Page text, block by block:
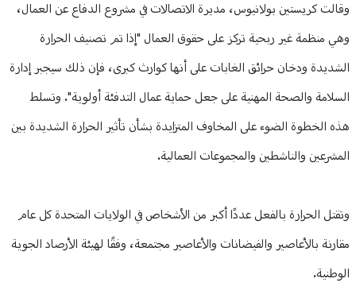
وقالت كريستين بولانيوس، مديرة الاتصالات في مشروع الدفاع عن العمال،
وهي منظمة غير ربحية تركز على حقوق العمال "إذا تم تصنيف الحرارة
الشديدة ودخان حرائق الغابات على أنها كوارث كبرى، فإن ذلك سيجبر إدارة
السلامة والصحة المهنية على جعل حماية عمال التدفئة أولوية". وتسلط
هذه الخطوة الضوء على المخاوف المتزايدة بشأن تأثير الحرارة الشديدة بين
المشرعين والناشطين والمجموعات العمالية.
وتقتل الحرارة بالفعل عددًا أكبر من الأشخاص في الولايات المتحدة كل عام
مقارنة بالأعاصير والفيضانات والأعاصير مجتمعة، وفقًا لهيئة الأرصاد الجوية
الوطنية.